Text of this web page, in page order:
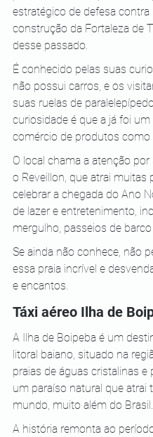
estratégico de defesa
construção da Fortaleza de
desse passado.
É conhecido pelas suas
não possui carros, e os
suas ruelas de
curiosidade é que a já foi
comércio de produtos como
O local chama a atenção
o Reveillon, que atrai
celebrar a chegada do Ano
de lazer e entretenimento,
mergulho, passeios de barco
Se ainda não conhece, não
essa praia incrível e
e encantos.
Táxi aéreo Ilha de
A Ilha de Boipeba é um
litoral baiano, situado na
praias de águas cristalinas
um paraíso natural que atrai
mundo, muito além do Brasil.
A história remonta ao